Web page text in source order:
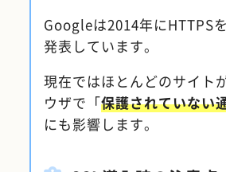
Googleは2014年にHTTPS
発表しています。
現在ではほとんどのサイト
ウザで「保護されていない
にも影響します。